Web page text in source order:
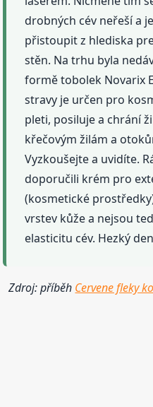
drobných cév neřeší a
přistoupit z hlediska
stěn. Na trhu byla
formě tobolek Novarix
stravy je určen pro
pleti, posiluje a chrání
křečovým žilám a
Vyzkoušejte a uvidíte.
doporučili krém pro
(kosmetické
vrstev kůže a nejsou
elasticitu cév. Hezký
Zdroj: příběh Cervene fleky